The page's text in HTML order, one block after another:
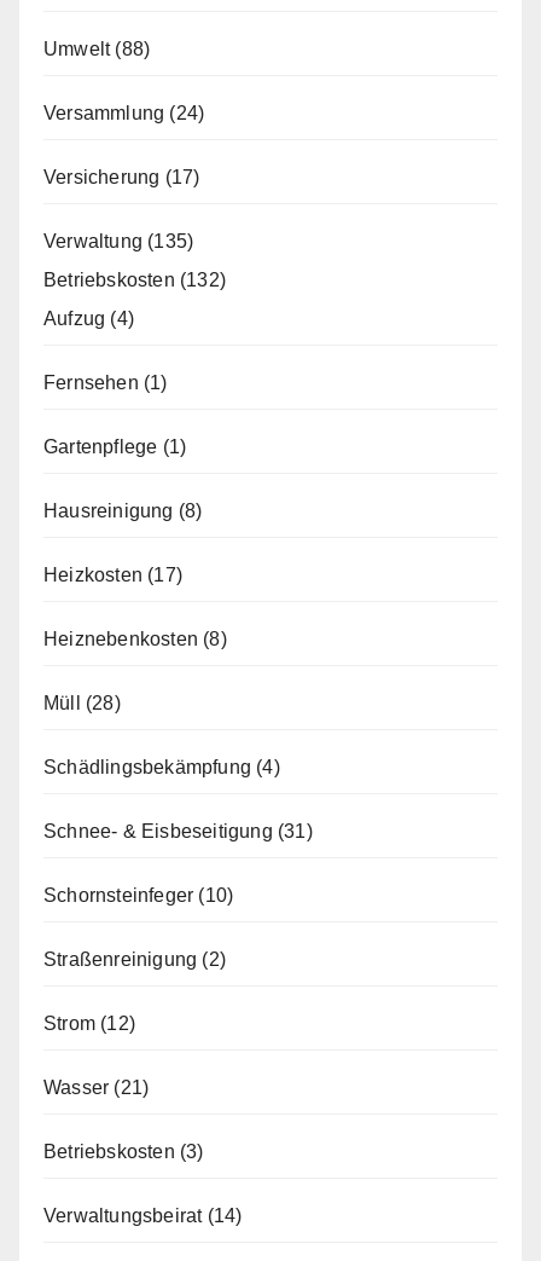
Umwelt(88)
Versammlung (24)
Versicherung (17)
Verwaltung (135)
Betriebskosten (132)
Aufzug (4)
Fernsehen (1)
Gartenpflege (1)
Hausreinigung (8)
Heizkosten (17)
Heiznebenkosten (8)
Müll (28)
Schädlingsbekämpfung (4)
Schnee- & Eisbeseitigung (31)
Schornsteinfeger (10)
Straßenreinigung (2)
Strom (12)
Wasser (21)
Betriebskosten (3)
Verwaltungsbeirat(14)